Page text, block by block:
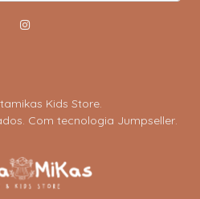
Kids Store.
Com tecnologia Jumpseller.